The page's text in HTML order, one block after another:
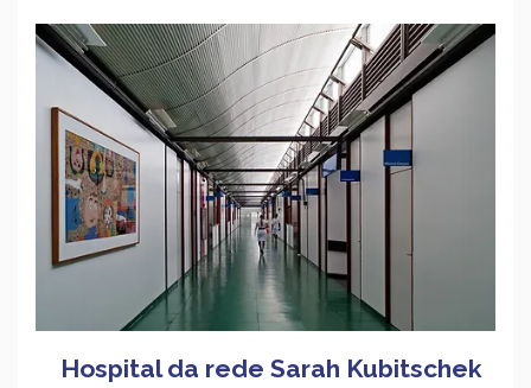
Hospital da rede Sarah Kubitschek